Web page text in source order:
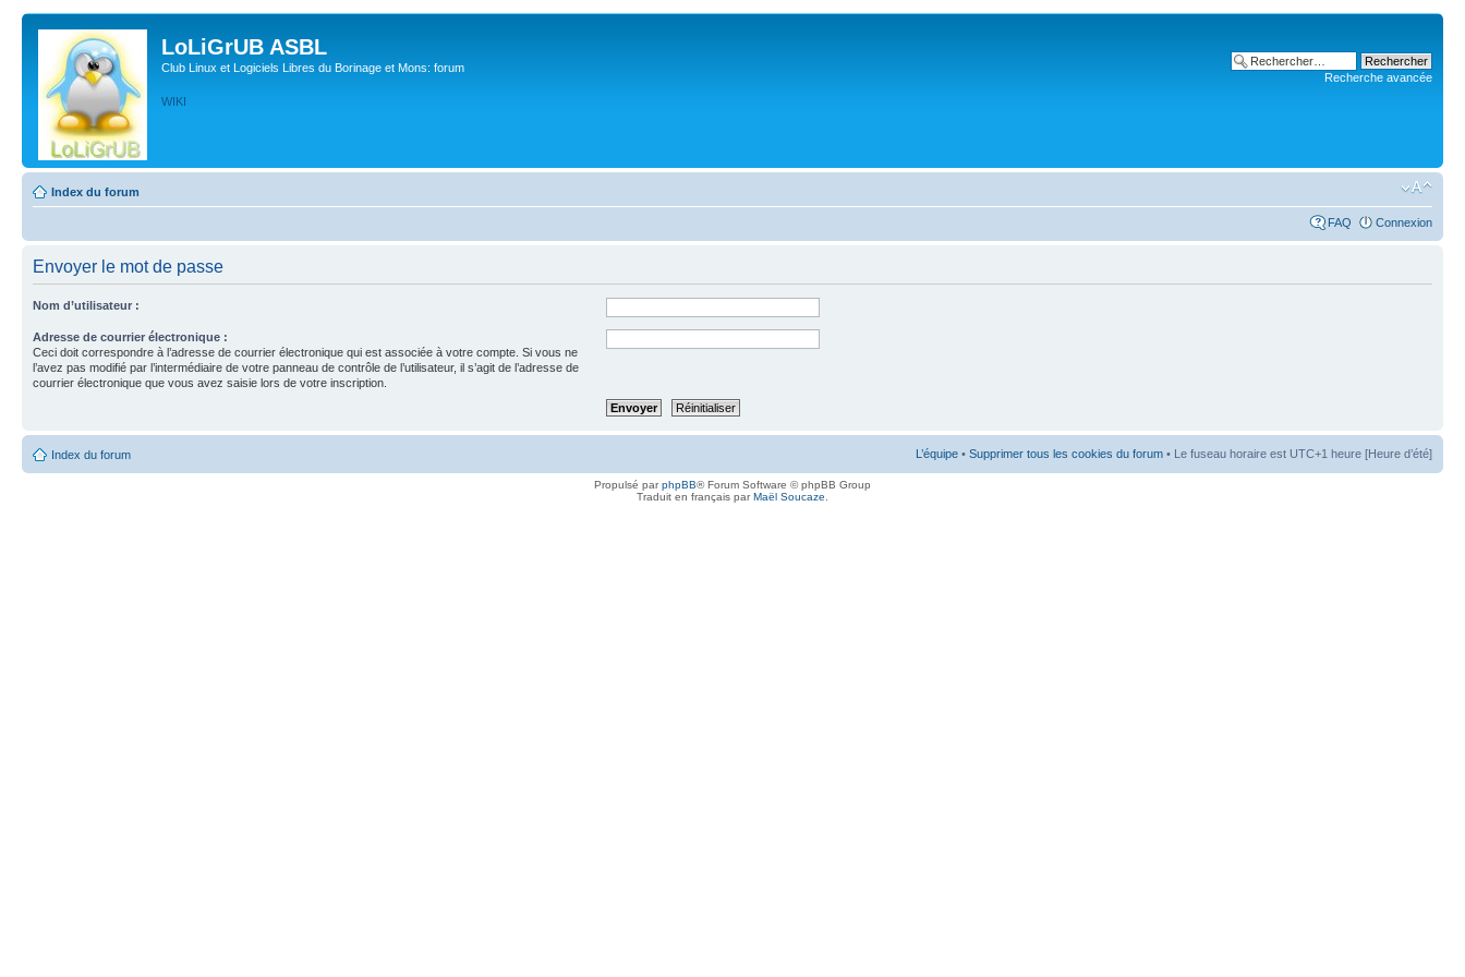
LoLiGrUB ASBL
Club Linux et Logiciels Libres du Borinage et Mons: forum
WIKI
Recherche avancée
Index du forum
FAQ Connexion
Envoyer le mot de passe
Nom d’utilisateur :
Adresse de courrier électronique :
Ceci doit correspondre à l’adresse de courrier électronique qui est associée à votre compte. Si vous ne
l’avez pas modifié par l’intermédiaire de votre panneau de contrôle de l’utilisateur, il s’agit de l’adresse de
courrier électronique que vous avez saisie lors de votre inscription.
Index du forum L’équipe • Supprimer tous les cookies du forum • Le fuseau horaire est UTC+1 heure [Heure d’été]
Propulsé parphpBB® Forum Software © phpBB Group
Traduit en français parMaël Soucaze